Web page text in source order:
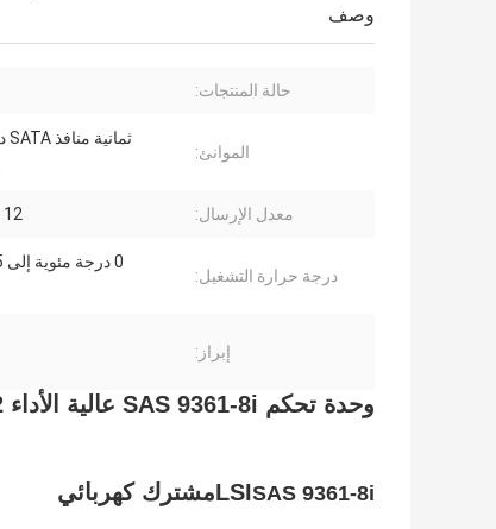
وصف
حالة المنتجات:
الموانئ:
معدل الإرسال: 12 جيجابت / ثانية
درجة حرارة التشغيل:
0 درجة مئوية إلى 55 درجة مئوية
إبراز:
وحدة تحكم SAS 9361-8i عالية الأداء 12 جيجابت / ثانية PCI Express SATA + SAS RAID
LSISAS 9361-8i مشترك كهربائي